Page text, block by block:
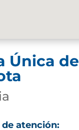
Única de
de atención: